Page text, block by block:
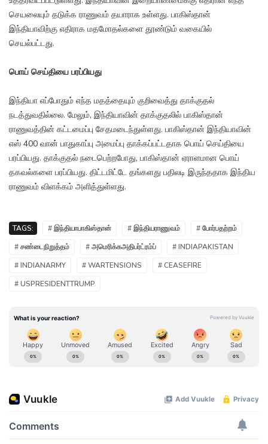
செயலையும் தடுக்க ராணுவம் தயாராக உள்ளது. பாகிஸ்தான்
இந்தியாவிற்கு எதிராக மதமோதல்களை தூண்டும் வகையில்
செயல்பட்டது.
பொய் செய்தியை பரப்பியது
இந்தியா எப்போதும் எந்த மதத்தையும் குறிவைத்து தாக்குதல்
நடத்துவதில்லை. மேலும், இந்தியாவின் தாக்குதலில் பாகிஸ்தான்
ராணுவத்தின் கட்டமைப்பு சேதமடைந்துள்ளது. பாகிஸ்தான் இந்தியாவின்
எஸ் 400 வான் பாதுகாப்பு அமைப்பு தாக்கப்பட்டதாக பொய் செய்தியை
பரப்பியது. தாக்குதல் நடைபெற்றபோது, பாகிஸ்தான் ஏராளமான பொய்
தகவல்களை பரப்பியது. திட்டமிட்டே தங்களது பதிலடி இருந்ததாக இந்திய
ராணுவம் விளக்கம் அளித்துள்ளது.
TAGS: # இந்தியாபாகிஸ்தான் # இந்தியராணுவம்
# போர்பதற்றம்
# சண்டைநிறுத்தம்
# அமெரிக்கஅதிபர்ட்ரம்ப்
# INDIAPAKISTAN
# INDIANARMY
# WARTENSIONS
# CEASEFIRE
# USPRESIDENTTRUMP